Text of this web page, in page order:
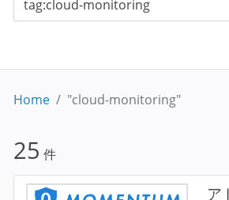
Home "cloud-monitoring"
25 件
ア